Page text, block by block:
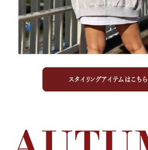
価格から探す
円 ～
並び順
スタイリングアイテムはこちら